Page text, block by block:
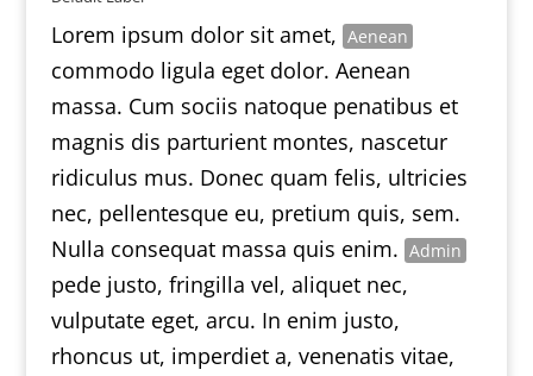
Lorem ipsum dolor sit amet, Aenean
commodo ligula eget dolor. Aenean
massa. Cum sociis natoque penatibus et
magnis dis parturient montes, nascetur
ridiculus mus. Donec quam felis, ultricies
nec, pellentesque eu, pretium quis, sem.
Nulla consequat massa quis enim. Admin
pede justo, fringilla vel, aliquet nec,
vulputate eget, arcu. In enim justo,
rhoncus ut, imperdiet a, venenatis vitae,